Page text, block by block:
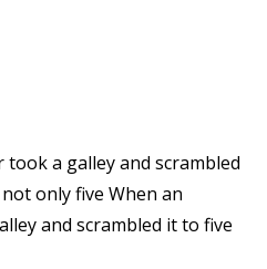
a galley and scrambled
only five When an
and scrambled it to five